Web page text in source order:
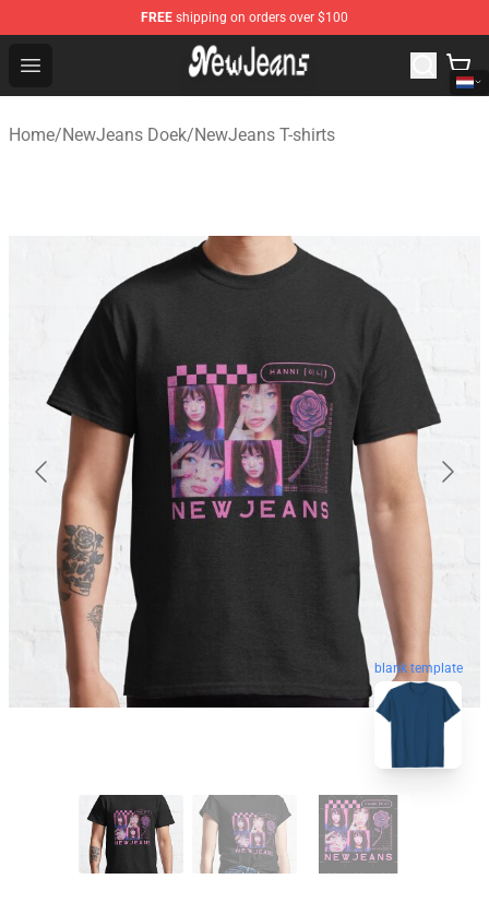
FREE shipping on orders over $100
Open menu
NewJeans Store - Official NewJeans Merchandise Shop
Home/NewJeans Doek/NewJeans T-shirts
blank template